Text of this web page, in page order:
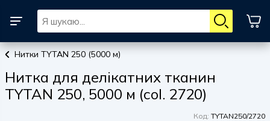
Нитки TYTAN 250 (5000 м)
Нитка для делікатних тканин
TYTAN 250, 5000 м (col. 2720)
Код: TYTAN250/2720